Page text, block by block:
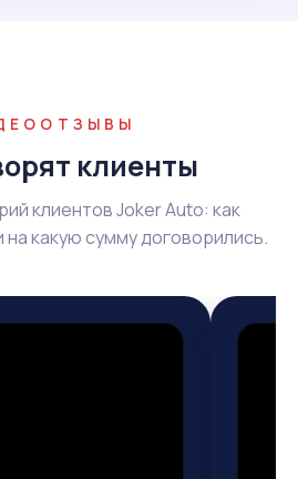
клиенты
клиентов Joker Auto: как
какую сумму договорились.